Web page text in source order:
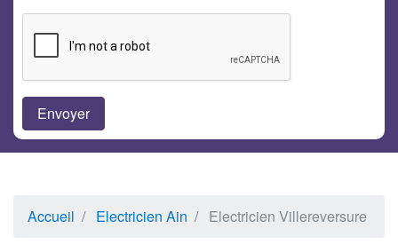
Accueil Electricien Ain Electricien Villereversure